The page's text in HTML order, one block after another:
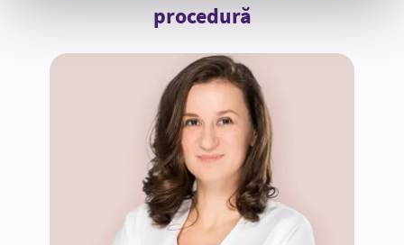
procedură